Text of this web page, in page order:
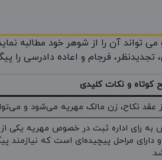
تواند آن را از شوهر خود مطالبه
فرجام و اعاده دادرسی را
کوتاه و نکات کلیدی
عقد نکاح، زن مالک مهریه می‌شود و
به رای اداره ثبت در خصوص مهریه یکی از
دارای مراحل پیچیده‌ای است که